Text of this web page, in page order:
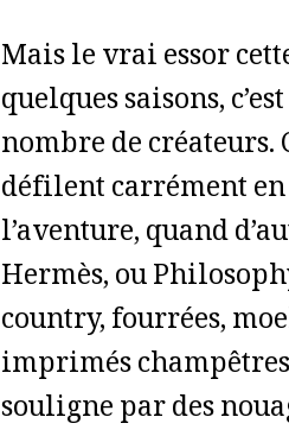
Mais le vrai essor
quelques saisons,
nombre de créateurs.
défilent carrément
l’aventure, quand
Hermès, ou
country, fourrées,
imprimés
souligne par des